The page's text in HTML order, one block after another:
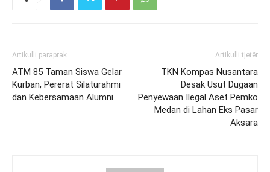
Artikulli paraprak
ATM 85 Taman Siswa Gelar
Kurban, Pererat Silaturahmi
dan Kebersamaan Alumni
Artikulli tjetër
TKN Kompas Nusantara
Desak Usut Dugaan
Penyewaan Ilegal Aset Pemko
Medan di Lahan Eks Pasar
Aksara